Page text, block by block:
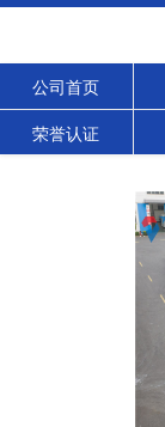
公司首页
荣誉认证